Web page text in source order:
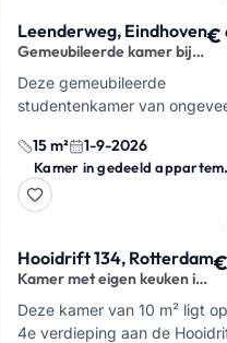
Leenderweg, Eindhoven
Gemeubileerde kamer bij
TU en centrum
€
Deze gemeubileerde
studentenkamer van
Eindhoven, net buiten de
woont hier in een
met i…
15 m² 1-9-2026
Hooidrift 134, Rotterdam
Kamer met eigen keuken in
Nieuwe Westen
Deze kamer van 10 m² ligt
4e verdieping aan de